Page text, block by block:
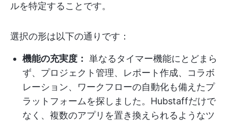
ルを特定することです。
選択の形は以下の通りです：
機能の充実度： 単なるタイマー機能にとどまら
ず、プロジェクト管理、レポート作成、コラボ
レーション、ワークフローの自動化も備えたプ
ラットフォームを探しました。Hubstaffだけで
なく、複数のアプリを置き換えられるようなツ